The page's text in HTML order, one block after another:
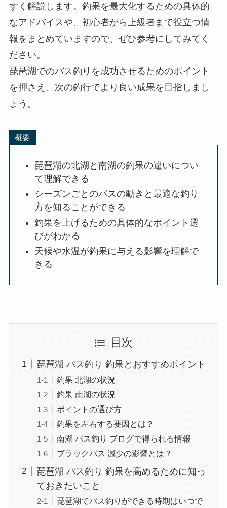
すく解説します。釣果を最大化するための具体的
なアドバイスや、初心者から上級者まで役立つ情
報をまとめていますので、ぜひ参考にしてみてく
ださい。
琵琶湖でのバス釣りを成功させるためのポイント
を押さえ、次の釣行でより良い成果を目指しまし
ょう。
概要
琵琶湖の北湖と南湖の釣果の違いについ
て理解できる
シーズンごとのバスの動きと最適な釣り
方を知ることができる
釣果を上げるための具体的なポイント選
びがわかる
天候や水温が釣果に与える影響を理解で
きる
目次
琵琶湖 バス釣り 釣果とおすすめポイント
釣果 北湖の状況
釣果 南湖の状況
ポイントの選び方
釣果を左右する要因とは？
南湖 バス釣り ブログで得られる情報
ブラックバス 減少の影響とは？
琵琶湖 バス釣り 釣果を高めるために知っ
ておきたいこと
琵琶湖でバス釣りができる時期はいつで